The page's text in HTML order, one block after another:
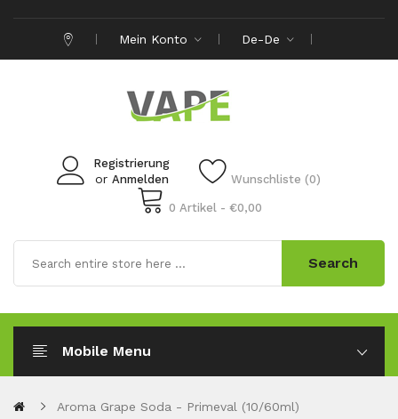
Mein Konto De-De
Registrierung
or Anmelden Wunschliste (0)
0 Artikel - €0,00
Search
Mobile Menu
Aroma Grape Soda - Primeval (10/60ml)